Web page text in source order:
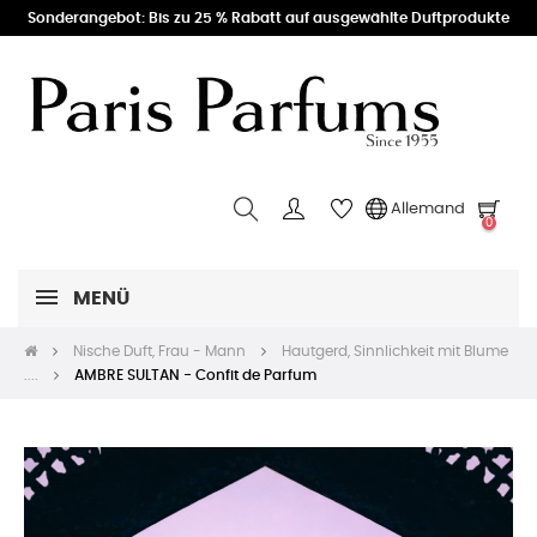
Sonderangebot: Bis zu 25 % Rabatt auf ausgewählte Duftprodukte
Allemand
0
MENÜ
Nische Duft, Frau - Mann
Hautgerd, Sinnlichkeit mit Blume
AMBRE SULTAN - Confit de Parfum